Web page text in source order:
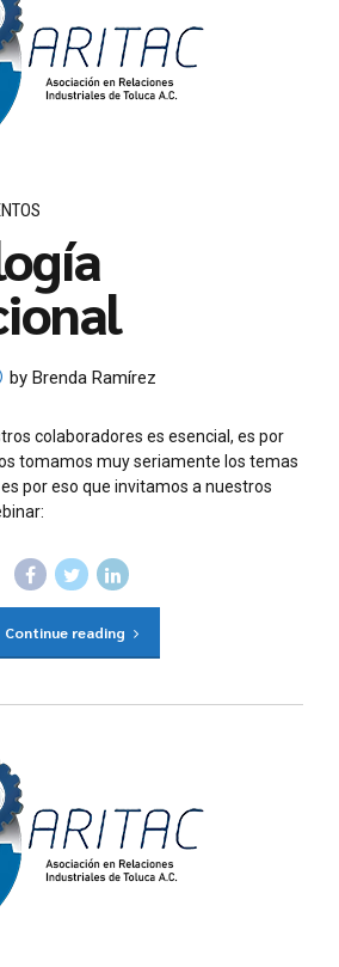
by Brenda Ramírez
colaboradores es esencial, es por
tomamos muy seriamente los temas
por eso que invitamos a nuestros
Continue reading